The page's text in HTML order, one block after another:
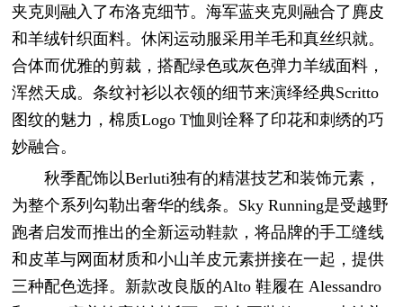
夹克则融入了布洛克细节。海军蓝夹克则融合了麂皮
和羊绒针织面料。休闲运动服采用羊毛和真丝织就。
合体而优雅的剪裁，搭配绿色或灰色弹力羊绒面料，
浑然天成。条纹衬衫以衣领的细节来演绎经典Scritto
图纹的魅力，棉质Logo T恤则诠释了印花和刺绣的巧
妙融合。
秋季配饰以Berluti独有的精湛技艺和装饰元素，
为整个系列勾勒出奢华的线条。Sky Running是受越野
跑者启发而推出的全新运动鞋款，将品牌的手工缝线
和皮革与网面材质和小山羊皮元素拼接在一起，提供
三种配色选择。新款改良版的Alto 鞋履在 Alessandro